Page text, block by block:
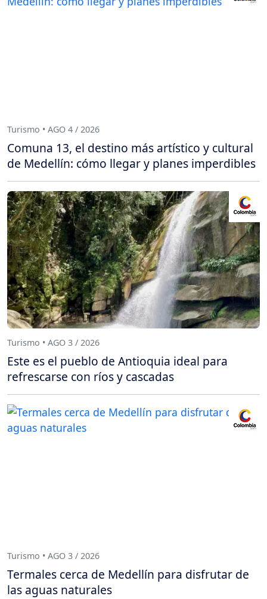
Turismo • AGO 4 / 2026
Comuna 13, el destino más artístico y cultural
de Medellín: cómo llegar y planes imperdibles
Turismo • AGO 3 / 2026
Este es el pueblo de Antioquia ideal para
refrescarse con ríos y cascadas
Turismo • AGO 3 / 2026
Termales cerca de Medellín para disfrutar de
las aguas naturales